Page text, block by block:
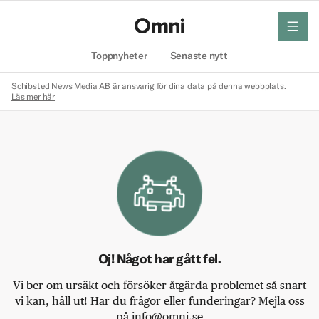
Toppnyheter Senaste nytt
meny
Schibsted News Media AB är ansvarig för dina data på denna webbplats.
Läs mer här
Oj! Något har gått fel.
Vi ber om ursäkt och försöker åtgärda problemet så snart
vi kan, håll ut! Har du frågor eller funderingar? Mejla oss